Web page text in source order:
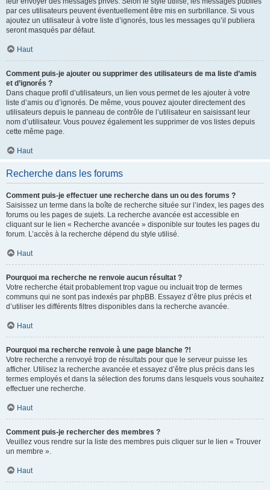
par ces utilisateurs peuvent éventuellement être mis en surbrillance. Si vous
ajoutez un utilisateur à votre liste d’ignorés, tous les messages qu’il publiera
seront masqués par défaut.
Haut
Comment puis-je ajouter ou supprimer des utilisateurs de ma liste d’amis
et d’ignorés ?
Dans chaque profil d’utilisateurs, un lien vous permet de les ajouter à votre
liste d’amis ou d’ignorés. De même, vous pouvez ajouter directement des
utilisateurs depuis le panneau de contrôle de l’utilisateur en saisissant leur
nom d’utilisateur. Vous pouvez également les supprimer de vos listes depuis
cette même page.
Haut
Recherche dans les forums
Comment puis-je effectuer une recherche dans un ou des forums ?
Saisissez un terme dans la boîte de recherche située sur l’index, les pages des
forums ou les pages de sujets. La recherche avancée est accessible en
cliquant sur le lien « Recherche avancée » disponible sur toutes les pages du
forum. L’accès à la recherche dépend du style utilisé.
Haut
Pourquoi ma recherche ne renvoie aucun résultat ?
Votre recherche était probablement trop vague ou incluait trop de termes
communs qui ne sont pas indexés par phpBB. Essayez d’être plus précis et
d’utiliser les différents filtres disponibles dans la recherche avancée.
Haut
Pourquoi ma recherche renvoie à une page blanche ?!
Votre recherche a renvoyé trop de résultats pour que le serveur puisse les
afficher. Utilisez la recherche avancée et essayez d’être plus précis dans les
termes employés et dans la sélection des forums dans lesquels vous souhaitez
effectuer une recherche.
Haut
Comment puis-je rechercher des membres ?
Veuillez vous rendre sur la liste des membres puis cliquer sur le lien « Trouver
un membre ».
Haut